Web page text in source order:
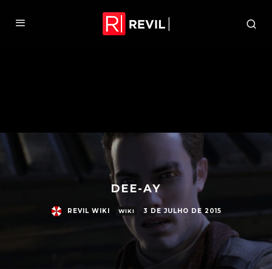
DEE-AY
REVIL WIKI WIKI 3 DE JULHO DE 2015